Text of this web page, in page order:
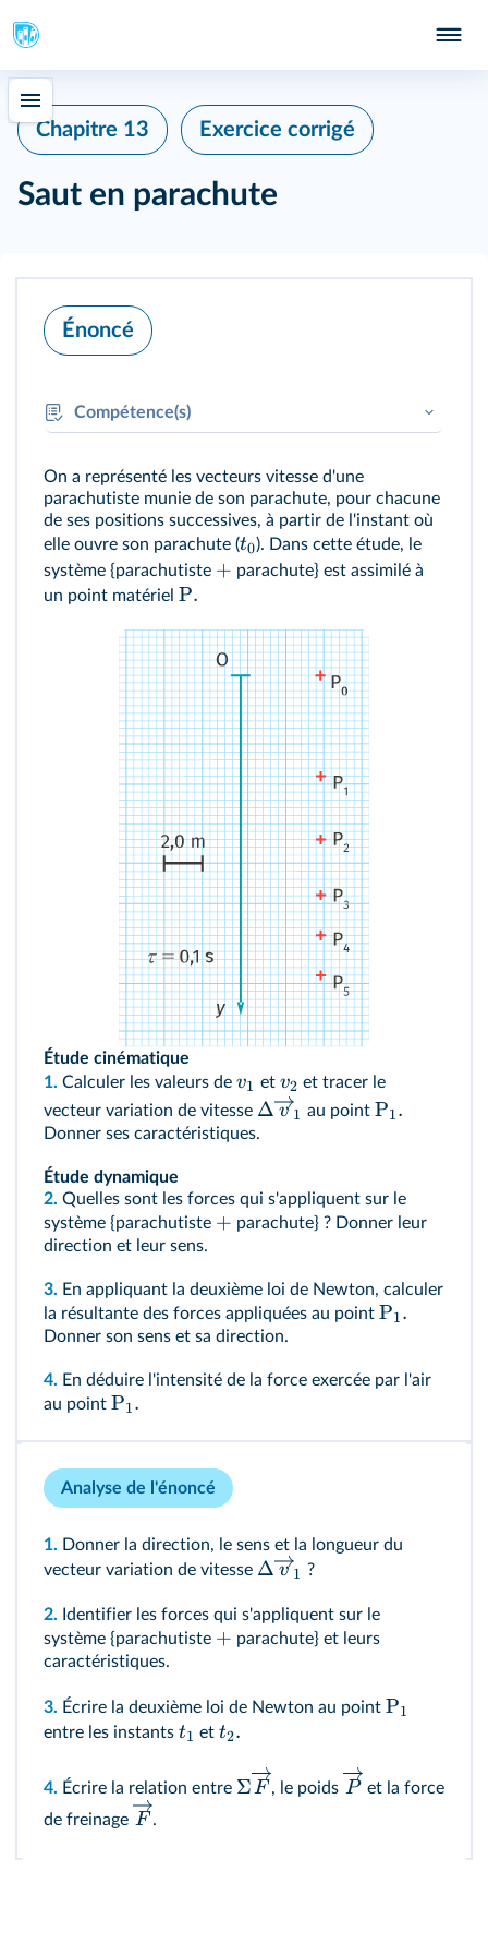
Chapitre 13 Exercice corrigé
Saut en parachute
Énoncé
Compétence(s)
REA :Effectuer des calculs littéraux et
numériques
RAI/MOD :Faire un bilan des forces
On a représenté les vecteurs vitesse d'une
parachutiste munie de son parachute, pour chacune
de ses positions successives, à partir de l'instant où
elle ouvre son parachute (t0). Dans cette étude, le
système {parachutiste + parachute} est assimilé à
un point matériel P.
Étude cinématique
1. Calculer les valeurs de v1 et v2 et tracer le
vecteur variation de vitesse Δ v 1 au point P1.
Donner ses caractéristiques.
Étude dynamique
2.
système {parachutiste + parachute} ? Donner leur
direction et leur sens.
3.
la résultante des forces appliquées au point P1.
Donner son sens et sa direction.
4. En déduire l'intensité de la force exercée par l'air
au point P1.
Analyse de l'énoncé
1.
vecteur variation de vitesse Δ v 1 ?
2.
système {parachutiste + parachute} et leurs
caractéristiques.
3. Écrire la deuxième loi de Newton au point P1
entre les instants t1 et t2.
4. Écrire la relation entre ΣF , le poids P et la force
de freinage F .